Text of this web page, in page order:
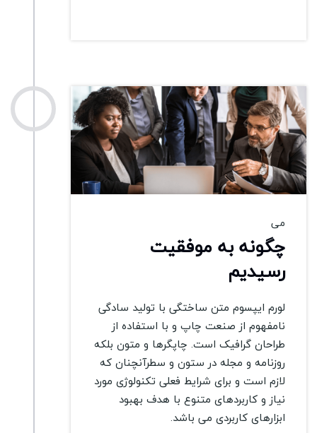
می
چگونه به موفقیت
رسیدیم
لورم ایپسوم متن ساختگی با تولید سادگی
نامفهوم از صنعت چاپ و با استفاده از
طراحان گرافیک است. چاپگرها و متون بلکه
روزنامه و مجله در ستون و سطرآنچنان که
لازم است و برای شرایط فعلی تکنولوژی مورد
نیاز و کاربردهای متنوع با هدف بهبود
ابزارهای کاربردی می باشد.